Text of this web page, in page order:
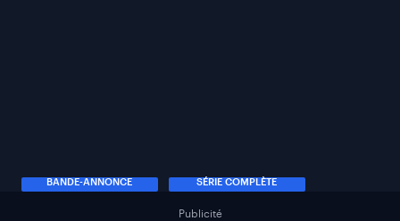
BANDE-ANNONCE SÉRIE COMPLÈTE
Publicité